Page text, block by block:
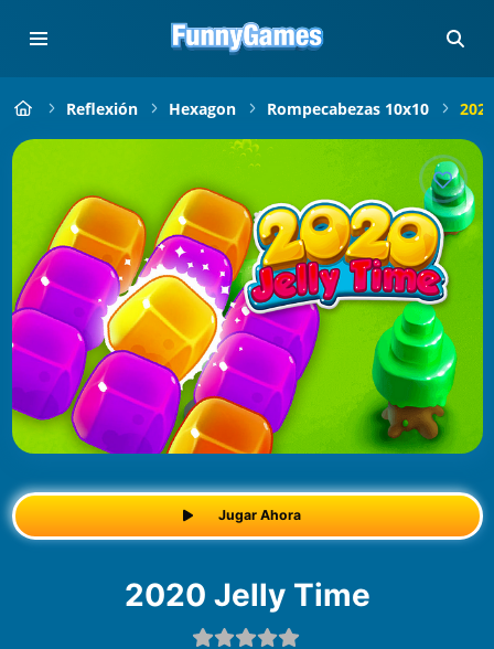
Reflexión Hexagon Rompecabezas 10x10
Jugar Ahora
2020 Jelly Time